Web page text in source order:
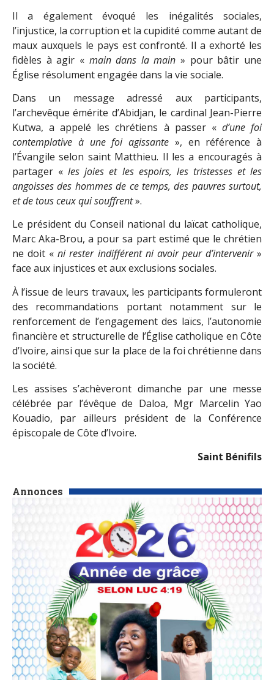
Annonces
Il a également évoqué les inégalités sociales,
l’injustice, la corruption et la cupidité comme autant de
maux auxquels le pays est confronté. Il a exhorté les
fidèles à agir « main dans la main » pour bâtir une
Église résolument engagée dans la vie sociale.
Dans un message adressé aux participants,
l’archevêque émérite d’Abidjan, le cardinal Jean-Pierre
Kutwa, a appelé les chrétiens à passer « d’une foi
contemplative à une foi agissante », en référence à
l’Évangile selon saint Matthieu. Il les a encouragés à
partager «les joies et les espoirs, les tristesses et les
angoisses des hommes de ce temps, des pauvres surtout,
et de tous ceux qui souffrent».
Le président du Conseil national du laïcat catholique,
Marc Aka-Brou, a pour sa part estimé que le chrétien
ne doit «ni rester indifférent ni avoir peur d’intervenir»
face aux injustices et aux exclusions sociales.
À l’issue de leurs travaux, les participants formuleront
des recommandations portant notamment sur le
renforcement de l’engagement des laïcs, l’autonomie
financière et structurelle de l’Église catholique en Côte
d’Ivoire, ainsi que sur la place de la foi chrétienne dans
la société.
Les assises s’achèveront dimanche par une messe
célébrée par l’évêque de Daloa, Mgr Marcelin Yao
Kouadio, par ailleurs président de la Conférence
épiscopale de Côte d’Ivoire.
Saint Bénifils